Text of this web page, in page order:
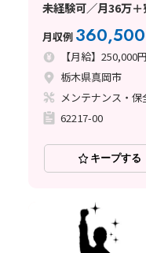
未経験可／月36万
月収例 360,500
【月給】250,000
栃木県真岡市
メンテナンス・保
62217-00
キープする